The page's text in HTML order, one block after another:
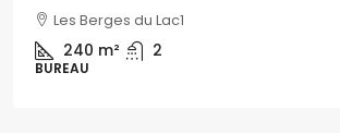
Les Berges du Lac1
240 m² 2
BUREAU